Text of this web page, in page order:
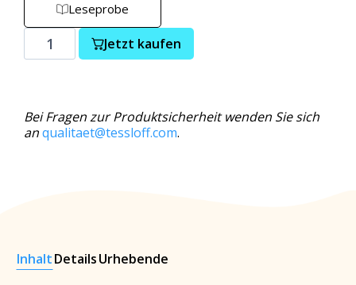
Leseprobe
Jetzt kaufen
Bei Fragen zur Produktsicherheit wenden Sie sich
anqualitaet@tessloff.com.
InhaltDetailsUrhebende